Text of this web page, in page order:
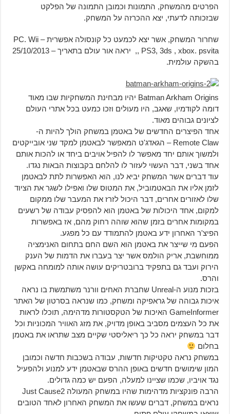
הפרטים מהמשחק, התמונות וכמובן התמונה של הפלקט
שבזכותה לדעתי, יצא ההכרזה על המשחק.
שחרור המשחק, אשר יצא לכמעט כל קונסולה אפשרית – PC. Wii
, PS3, 3ds , xbox. psvita, יראה אור עולם בתאריך – 25/10/2013
בהשקה עולמית.
Batman Arkham Origins יהיו מבחינת המשחקיות שבו מאוד
דומה לקודמיו, שאגב, היו מעולים וזכו כמעט בכל אתרי העולם
לציונים גבוהים מאוד.
אחד הפיצרים החדשים של באטמן במשחק הולך להיות ה-
Remote Claw – הגאדג'ט המאפשר לבאטמן למקד שני אובייקטים
ולמשוך אותם יחד מאפשר לו להפיל אויבים ביחד או להכות אותם
אחד בשני, דבר העשוי לעזור לו להלחם בקבוצות הבאות נגדו.
עוד דברים אשר המשחק יביא לנו, הוא האפשרות לתת לבאטמן
לזמן אליו את הבאטמוביל, את המטוס שלו ואפילו לשגר את הציוד
שלו לאזורים אחרים, דבר היכול לזרז את המעבר שלו ממקום
למקום, אחד היכולות של באטמן הוא להפסיק עבודה של רשעים
במקומות אחרים בזמן שהוא שוהה רחוק מהם, אז באפשרות
הפיצ'ר האחרון ידע באטמן להתמודד עם כל מפגע.
הפעם מי שייצר את באטמן הוא השם החם בתחום האנימציה
ממוחשבת, אריק הולמס אשר יצר בעברו את הדמות של הענק
הירוק ועבד גם בתפקיד ברובטריקים עושה אותה למומחה באקשן
והרס.
בזכות מנוע ה-Unreal שחברת האחים וורנר משתמשת בו נראה
איכות גבוהה של גראפיקה ומשחק, כמו שנראה בסרטון של האתר
GameInformer האיכות של הטקסטורות מדהימה, תוכלו לראות
את כל העצמים מסביב באופן מדויק, את מזג האוויר המכוניות וכל
דבר במשחק יראה כל כך ריאליסטי שקיים מצב שתראו את באטמן
בחלום
במשחק נראה טקטיקות חדשות, עבודה בשכבות חדשה וכמובן
המון שימושים חדשים באופן ההרס שבאטמן ידע למנוע ולהפעיל
נגד אויביו, שכמו שציינו למעלה, הפעם יש כמה גדולים.
הרבה פונקציות מדהימות שהיו במשחק המעולה Just Cause2
נראים במשחק, דברים שעשו את המשחק האחרון לאחד הטובים